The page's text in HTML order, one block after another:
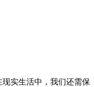
实生活中，我们还需保